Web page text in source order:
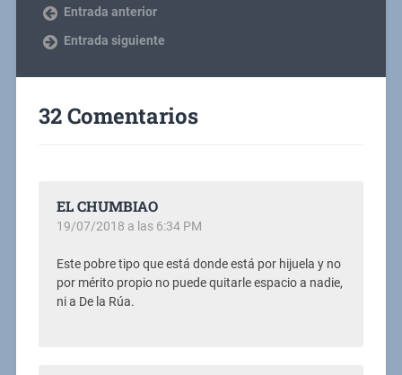
Entrada anterior
Entrada siguiente
32 Comentarios
EL CHUMBIAO
19/07/2018 a las 6:34 PM
Este pobre tipo que está donde está por hijuela y no
por mérito propio no puede quitarle espacio a nadie,
ni a De la Rúa.